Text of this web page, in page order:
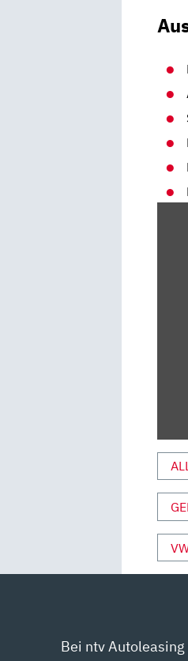
Bei ntv